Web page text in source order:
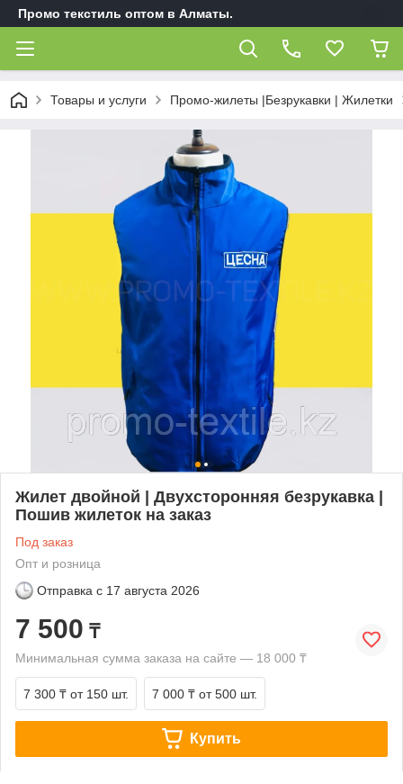
Промо текстиль оптом в Алматы.
Товары и услуги Промо-жилеты |Безрукавки | Жилетки
Жилет двойной | Двухсторонняя безрукавка |
Пошив жилеток на заказ
Под заказ
Опт и розница
Отправка с 17 августа 2026
7 500 ₸
Минимальная сумма заказа на сайте — 18 000 ₸
7 300 ₸ от 150 шт. 7 000 ₸ от 500 шт.
Купить